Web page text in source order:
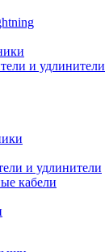
и удлинители
и удлинители
кабели